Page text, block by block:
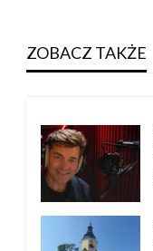
ZOBACZ TAKŻE